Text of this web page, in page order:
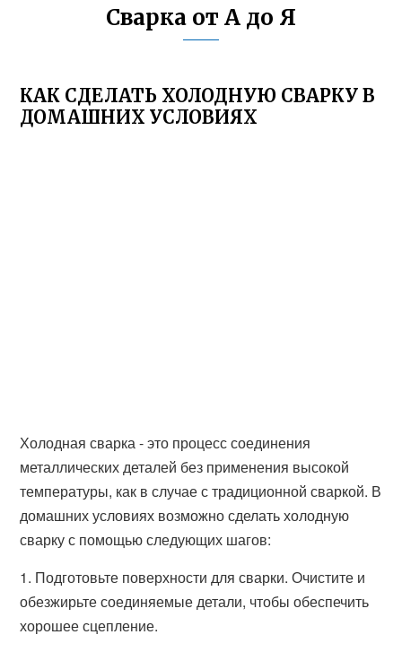
Сварка от А до Я
КАК СДЕЛАТЬ ХОЛОДНУЮ СВАРКУ В
ДОМАШНИХ УСЛОВИЯХ
Холодная сварка - это процесс соединения
металлических деталей без применения высокой
температуры, как в случае с традиционной сваркой. В
домашних условиях возможно сделать холодную
сварку с помощью следующих шагов:
1. Подготовьте поверхности для сварки. Очистите и
обезжирьте соединяемые детали, чтобы обеспечить
хорошее сцепление.